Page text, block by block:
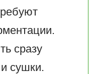
сразу
сушки.